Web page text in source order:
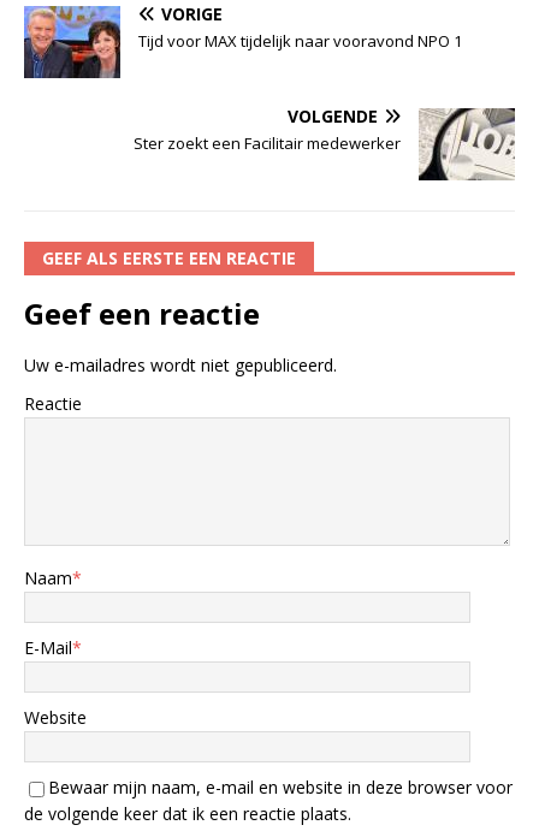
VORIGE
Tijd voor MAX tijdelijk naar vooravond NPO 1
VOLGENDE
Ster zoekt een Facilitair medewerker
GEEF ALS EERSTE EEN REACTIE
Geef een reactie
Uw e-mailadres wordt niet gepubliceerd.
Reactie
Naam*
E-Mail*
Website
Bewaar mijn naam, e-mail en website in deze browser voor
de volgende keer dat ik een reactie plaats.